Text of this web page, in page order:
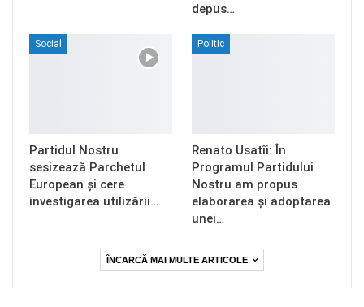
depus…
Social
Partidul Nostru
sesizează Parchetul
European și cere
investigarea utilizării…
Politic
Renato Usatîi: În
Programul Partidului
Nostru am propus
elaborarea și adoptarea
unei…
ÎNCARCĂ MAI MULTE ARTICOLE